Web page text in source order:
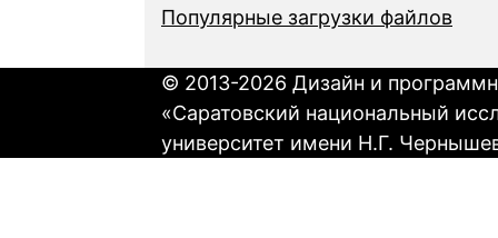
Популярные загрузки файлов
© 2013-2026 Дизайн и
«Саратовский национальный
университет имени Н.Г.